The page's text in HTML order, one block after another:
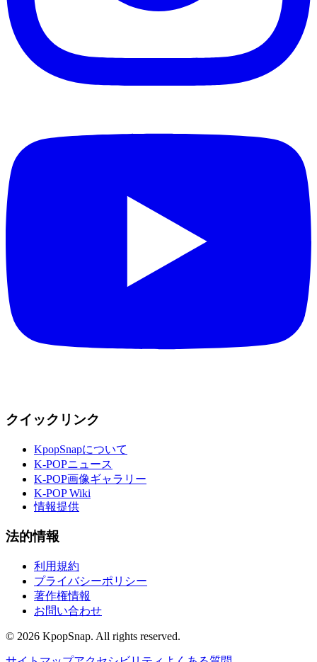
クイックリンク
KpopSnapについて
K-POPニュース
K-POP画像ギャラリー
K-POP Wiki
情報提供
法的情報
利用規約
プライバシーポリシー
著作権情報
お問い合わせ
© 2026 KpopSnap. All rights reserved.